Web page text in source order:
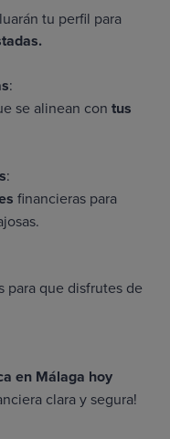
tu perfil para
:
se alinean con tus
:
financieras para
para que disfrutes de
en Málaga hoy
clara y segura!